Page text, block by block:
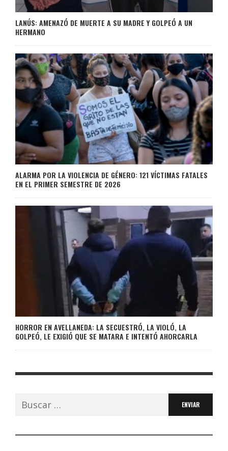
LANÚS: AMENAZÓ DE MUERTE A SU MADRE Y GOLPEÓ A UN
HERMANO
ALARMA POR LA VIOLENCIA DE GÉNERO: 121 VÍCTIMAS FATALES
EN EL PRIMER SEMESTRE DE 2026
HORROR EN AVELLANEDA: LA SECUESTRÓ, LA VIOLÓ, LA
GOLPEÓ, LE EXIGIÓ QUE SE MATARA E INTENTÓ AHORCARLA
Buscar: